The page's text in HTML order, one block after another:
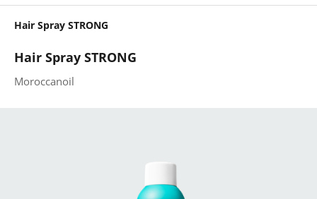
Hair Spray STRONG
Hair Spray STRONG
Moroccanoil